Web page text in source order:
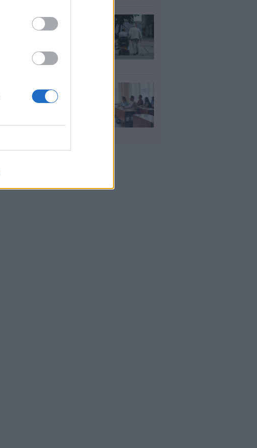
e-ΕΦΚΑ: Ποιοι
δικαιούνται
ευρώ στη σύνταξη
04 Αυγ 2026
Εκπαιδευτικοί: Αύριο
(5/8) ξεκινούν οι